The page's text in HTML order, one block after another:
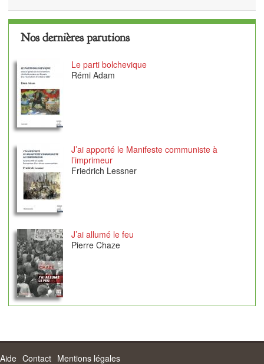
Nos dernières parutions
Le parti bolchevique
Rémi Adam
J’ai apporté le Manifeste communiste à
l’imprimeur
Friedrich Lessner
J’ai allumé le feu
Pierre Chaze
Aide Contact Mentions légales